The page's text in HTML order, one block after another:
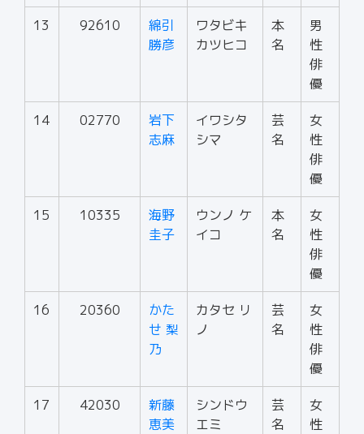
13 92610
綿引
勝彦
ワタビキ
カツヒコ
本
名
男
性
俳
優
14 02770
岩下
志麻
イワシタ
シマ
芸
名
女
性
俳
優
15 10335
海野
圭子
ウンノ ケ
イコ
本
名
女
性
俳
優
16 20360
かた
せ 梨
乃
カタセ リ
ノ
芸
名
女
性
俳
優
17 42030
新藤
恵美
シンドウ
エミ
芸
名
女
性